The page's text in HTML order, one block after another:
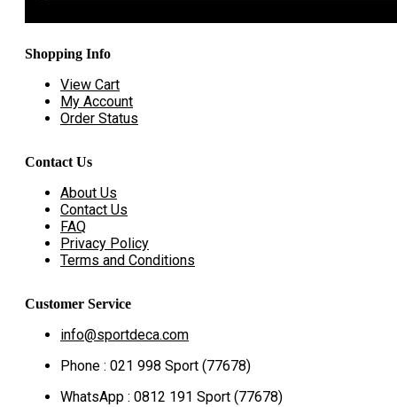
Shopping Info
View Cart
My Account
Order Status
Contact Us
About Us
Contact Us
FAQ
Privacy Policy
Terms and Conditions
Customer Service
info@sportdeca.com
Phone : 021 998 Sport (77678)
WhatsApp : 0812 191 Sport (77678)